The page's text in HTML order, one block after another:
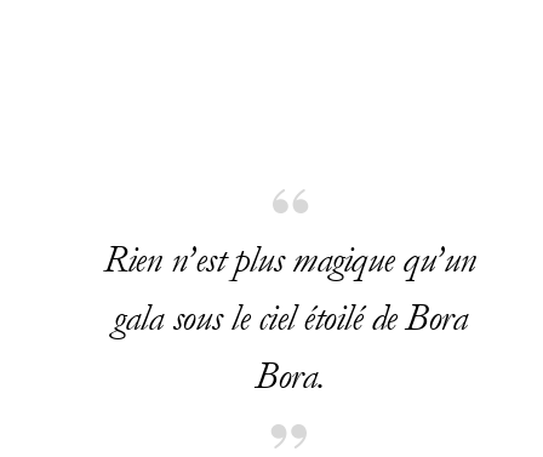
Rien n’est plus magique qu’un
gala sous le ciel étoilé de Bora
Bora.